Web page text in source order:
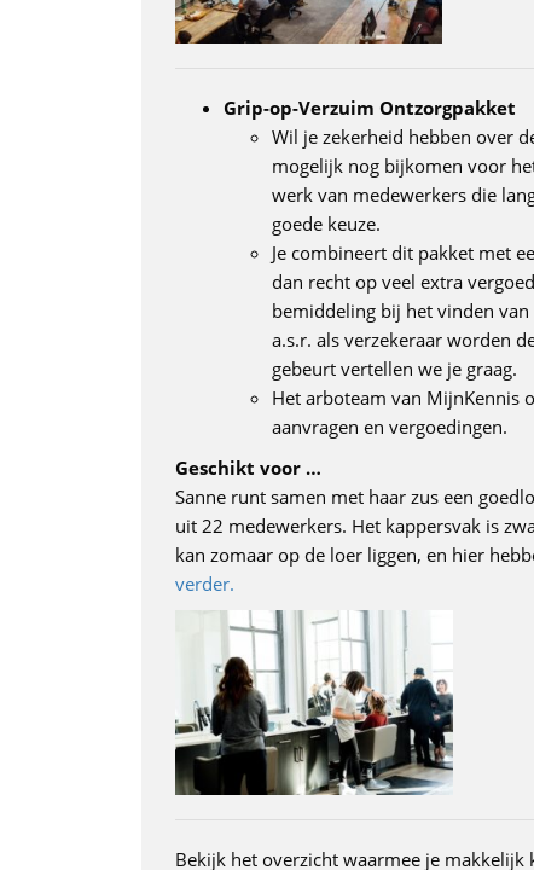
Grip-op-Verzuim Ontzorgpakket
Wil je zekerheid hebben over
mogelijk nog bijkomen voor
werk van medewerkers die
goede keuze.
Je combineert dit pakket met
dan recht op veel extra
bemiddeling bij het vinden
a.s.r. als verzekeraar worden
gebeurt vertellen we je graag.
Het arboteam van MijnKennis
aanvragen en vergoedingen.
Geschikt voor …
Sanne runt samen met haar zus een
uit 22 medewerkers. Het kappersvak is
kan zomaar op de loer liggen, en hier
verder.
Bekijk het overzicht waarmee je